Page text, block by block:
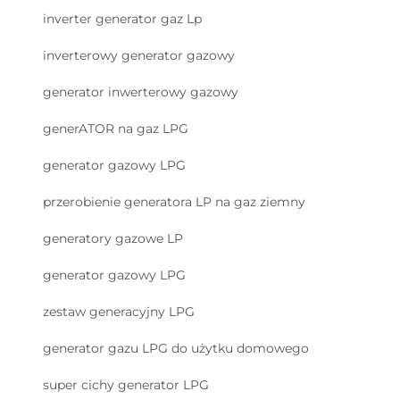
inverter generator gaz Lp
inverterowy generator gazowy
generator inwerterowy gazowy
generATOR na gaz LPG
generator gazowy LPG
przerobienie generatora LP na gaz ziemny
generatory gazowe LP
generator gazowy LPG
zestaw generacyjny LPG
generator gazu LPG do użytku domowego
super cichy generator LPG